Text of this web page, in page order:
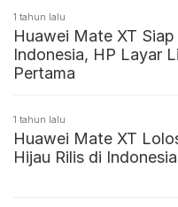
1 tahun lalu
Huawei Mate XT
Indonesia, HP Layar
Pertama
1 tahun lalu
Huawei Mate XT
Hijau Rilis di